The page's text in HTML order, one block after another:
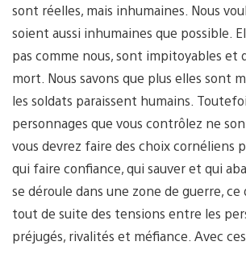
sont réelles, mais inhumaines. Nous
soient aussi inhumaines que possible.
pas comme nous, sont impitoyables et
mort. Nous savons que plus elles sont
les soldats paraissent humains.
personnages que vous contrôlez ne
vous devrez faire des choix cornéliens
qui faire confiance, qui sauver et qui
se déroule dans une zone de guerre,
tout de suite des tensions entre les
préjugés, rivalités et méfiance. Avec